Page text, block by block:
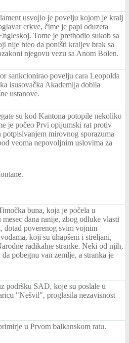
usvojio je povelju kojom je kralj
crkve, čime je papi oduzeta
Tome je prethodio sukob sa
nije hteo da poništi kraljev brak sa
njegovu vezu sa Anom Bolen.
sankcionirao povelju cara Leopolda
isusovačka Akademija dobila
ustanove.
su kod Kantona potopile nekoliko
je počeo Prvi opijumski rat protiv
mirovnog sporazuma
veoma nepovoljnim uslovima za
buna, koja je počela u
dana ranije, zbog odluke vlasti
dotad poverenog svim vojnim
koji su uhapšeni i streljani,
radikalne stranke. Neki od njih,
pobegnu van zemlje, a stranka je
podršku SAD, koje su poslale u
"Nešvil", proglasila nezavisnost
u Prvom balkanskom ratu.